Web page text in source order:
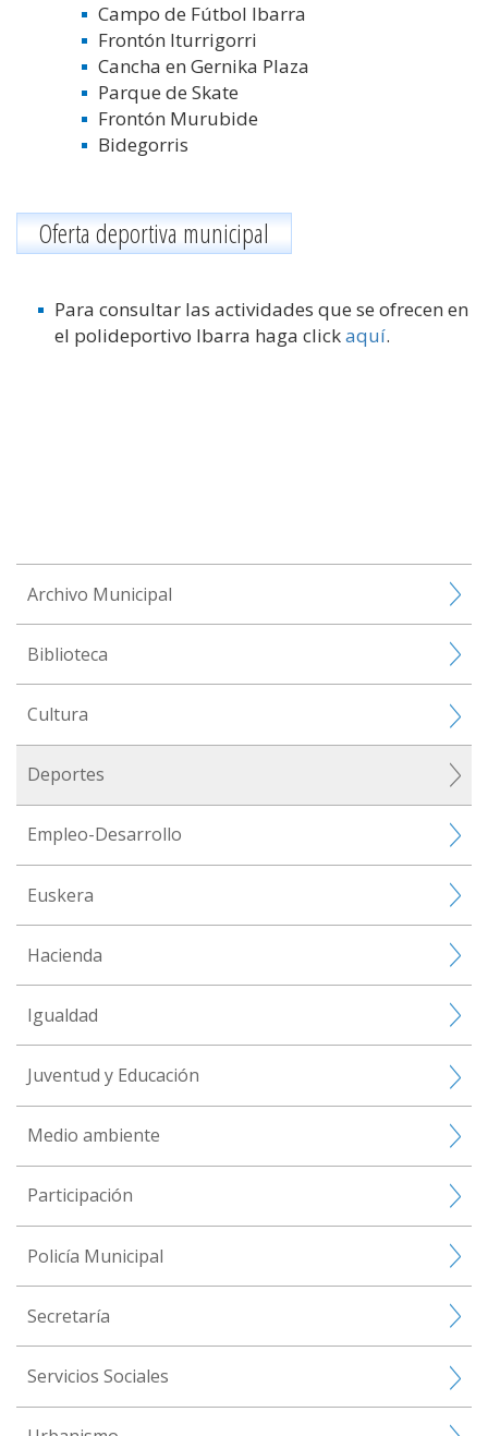
Campo de Fútbol Ibarra
Frontón Iturrigorri
Cancha en Gernika Plaza
Parque de Skate
Frontón Murubide
Bidegorris
Oferta deportiva municipal
Para consultar las actividades que se ofrecen en
el polideportivo Ibarra haga clickaquí.
Archivo Municipal
Biblioteca
Cultura
Deportes
Empleo-Desarrollo
Euskera
Hacienda
Igualdad
Juventud y Educación
Medio ambiente
Participación
Policía Municipal
Secretaría
Servicios Sociales